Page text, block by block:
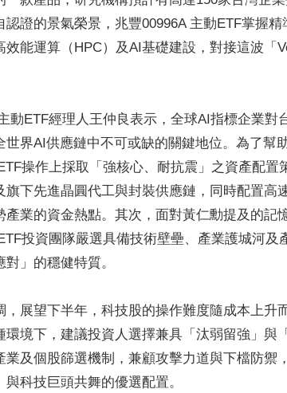
認證的景氣榮景，兆豐00996A 主動ETF掌握
效能運算（HPC）及AI基礎建設，對接這波「
動ETF經理人王仲良表示，全球AI指標企業
世界AI供應鏈中不可或缺的關鍵地位。為了幫
操作上採取「強核心、耐抗震」之資產配
旗下先進晶圓代工與封裝供應鏈，同時配置高
產業的資金熱點。其次，面對黃仁勳提及的記
投資團隊嚴選具備技術壁壘、產業護城河
」的穩健特質。
，展望下半年，科技股的操作難度隨成本上升
環境下，建議投資人選擇兼具「汰弱留強」與
業及個股篩選機制，兼顧攻擊力道與下檔防禦
與科技巨頭共舞的優選配置。